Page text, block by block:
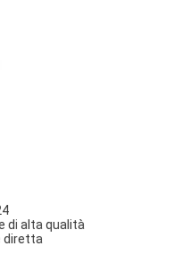
di alta qualità
diretta